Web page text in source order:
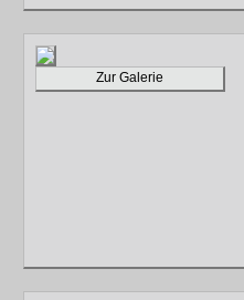
Zur Galerie